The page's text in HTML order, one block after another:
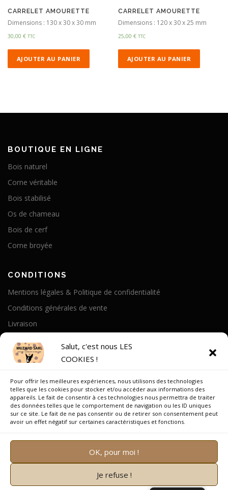
Salut, c'est nous LES
COOKIES !
Pour offrir les meilleures expériences, nous utilisons des technologies
telles que les cookies pour stocker et/ou accéder aux informations des
appareils. Le fait de consentir à ces technologies nous permettra de traiter
des données telles que le comportement de navigation ou les ID uniques
sur ce site. Le fait de ne pas consentir ou de retirer son consentement peut
avoir un effet négatif sur certaines caractéristiques et fonctions.
OK, pour moi !
Je refuse !
CARRELET AMOURETTE
Dimensions : 130 x 30 x 30 mm
30,00 € TTC
AJOUTER AU PANIER
CARRELET AMOURETTE
Dimensions : 120 x 30 x 25 mm
25,00€ TTC
AJOUTER AU PANIER
BOUTIQUE EN LIGNE
Bois naturel
Corne véritable
Bois stabilisé
Os de chameau
Bois de cerf
Corne broyée
CONDITIONS
Mentions légales & Politique de confidentialité
Conditions générales de vente
Livraison
Notre Histoire
On parle de nous
Recrutement
Copyright © 2026 Muzard SARL